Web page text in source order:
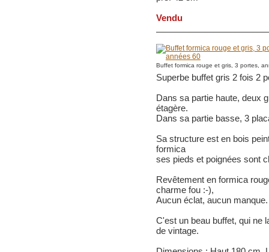
Vendu
Buffet formica rouge et gris, 3 portes,
Superbe buffet gris 2 fois 2
Dans sa partie haute, deux
étagère.
Dans sa partie basse, 3
Sa structure est en bois
formica
ses pieds et poignées sont
Revêtement en formica
charme fou :-),
Aucun éclat, aucun manque.
C'est un beau buffet, qui ne
de vintage.